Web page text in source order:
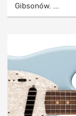
Gibsonów. ...